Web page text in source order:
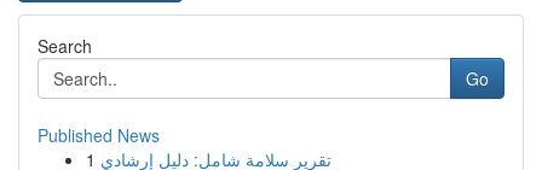
Search
Go
Published News
1 تقرير سلامة شامل: دليل إرشادي